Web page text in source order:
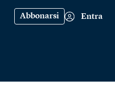
Abbonarsi Entra